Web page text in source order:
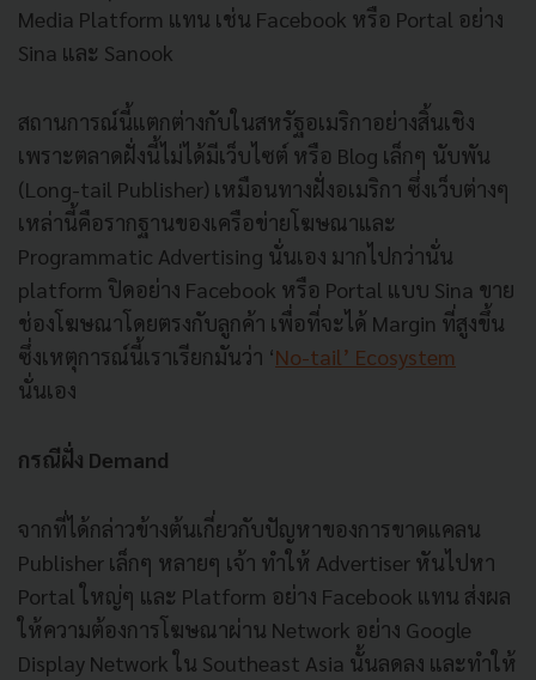
Media Platform แทน เช่น Facebook หรือ Portal อย่าง
Sina และ Sanook
สถานการณ์นี้แตกต่างกับในสหรัฐอเมริกาอย่างสิ้นเชิง
เพราะตลาดฝั่งนี้ไม่ได้มีเว็บไซต์ หรือ Blog เล็กๆ นับพัน
(Long-tail Publisher) เหมือนทางฝั่งอเมริกา ซึ่งเว็บต่างๆ
เหล่านี้คือรากฐานของเครือข่ายโฆษณาและ
Programmatic Advertising นั่นเอง มากไปกว่านั่น
platform ปิดอย่าง Facebook หรือ Portal แบบ Sina ขาย
ช่องโฆษณาโดยตรงกับลูกค้า เพื่อที่จะได้ Margin ที่สูงขึ้น
ซึ่งเหตุการณ์นี้เราเรียกมันว่า ‘No-tail’ Ecosystem
นั่นเอง
กรณีฝั่ง Demand
จากที่ได้กล่าวข้างต้นเกี่ยวกับปัญหาของการขาดแคลน
Publisher เล็กๆ หลายๆ เจ้า ทำให้ Advertiser หันไปหา
Portal ใหญ่ๆ และ Platform อย่าง Facebook แทน ส่งผล
ให้ความต้องการโฆษณาผ่าน Network อย่าง Google
Display Network ใน Southeast Asia นั้นลดลง และทำให้